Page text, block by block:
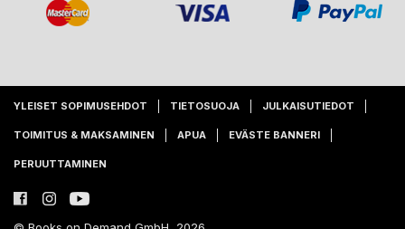
YLEISET SOPIMUSEHDOT TIETOSUOJA JULKAISUTIEDOT
TOIMITUS & MAKSAMINEN APUA EVÄSTE BANNERI
PERUUTTAMINEN